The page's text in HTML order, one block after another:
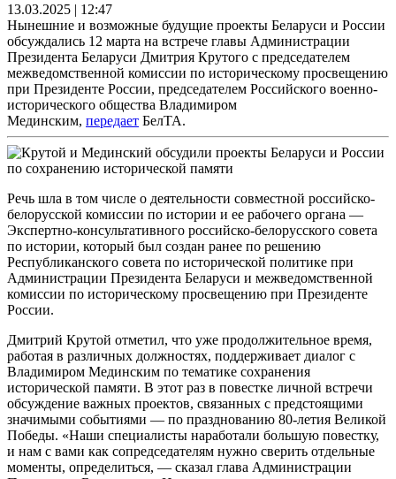
13.03.2025 | 12:47
Нынешние и возможные будущие проекты Беларуси и России
обсуждались 12 марта на встрече главы Администрации
Президента Беларуси Дмитрия Крутого с председателем
межведомственной комиссии по историческому просвещению
при Президенте России, председателем Российского военно-
исторического общества Владимиром
Мединским, передает БелТА.
Речь шла в том числе о деятельности совместной российско-
белорусской комиссии по истории и ее рабочего органа —
Экспертно-консультативного российско-белорусского совета
по истории, который был создан ранее по решению
Республиканского совета по исторической политике при
Администрации Президента Беларуси и межведомственной
комиссии по историческому просвещению при Президенте
России.
Дмитрий Крутой отметил, что уже продолжительное время,
работая в различных должностях, поддерживает диалог с
Владимиром Мединским по тематике сохранения
исторической памяти. В этот раз в повестке личной встречи
обсуждение важных проектов, связанных с предстоящими
значимыми событиями — по празднованию 80-летия Великой
Победы. «Наши специалисты наработали большую повестку,
и нам с вами как сопредседателям нужно сверить отдельные
моменты, определиться, — сказал глава Администрации